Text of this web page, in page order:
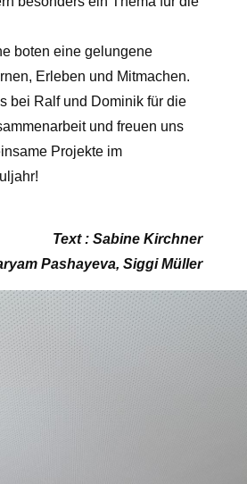
boten eine gelungene
Erleben und Mitmachen.
bei Ralf und Dominik für die
und freuen uns
Projekte im
Text : Sabine Kirchner
Pashayeva, Siggi Müller